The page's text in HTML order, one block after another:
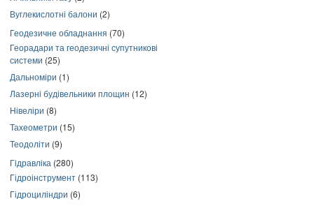
Вуглекислотні балони (2)
Геодезичне обладнання (70)
Георадари та геодезичні супутникові
системи (25)
Дальноміри (1)
Лазерні будівельники площин (12)
Нівеліри (8)
Тахеометри (15)
Теодоліти (9)
Гідравліка (280)
Гідроінструмент (113)
Гідроциліндри (6)